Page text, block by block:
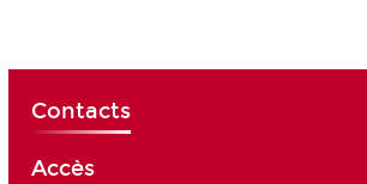
Contacts
Accès